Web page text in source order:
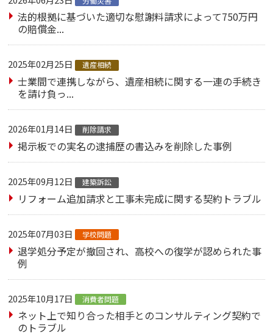
法的根拠に基づいた適切な慰謝料請求によって750万円
の賠償金...
2025年02月25日 遺産相続
士業間で連携しながら、遺産相続に関する一連の手続き
を請け負っ...
2026年01月14日 削除請求
掲示板での実名の逮捕歴の書込みを削除した事例
2025年09月12日 建築訴訟
リフォーム追加請求と工事未完成に関する契約トラブル
2025年07月03日 学校問題
退学処分予定が撤回され、高校への復学が認められた事
例
2025年10月17日 消費者問題
ネット上で知り合った相手とのコンサルティング契約で
のトラブル